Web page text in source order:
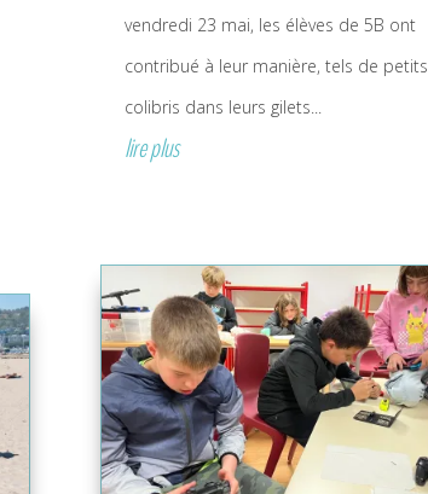
vendredi 23 mai, les élèves de 5B ont
contribué à leur manière, tels de petits
colibris dans leurs gilets...
lire plus